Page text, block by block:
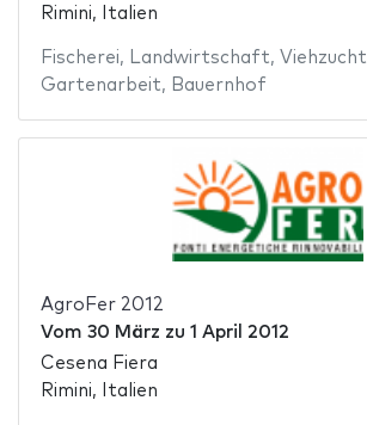
Rimini, Italien
Fischerei, Landwirtschaft, Viehzucht
Gartenarbeit, Bauernhof
AgroFer 2012
Vom 30 März zu 1 April 2012
Cesena Fiera
Rimini, Italien